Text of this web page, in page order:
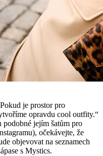
je prostor pro
opravdu cool outfity.“
jejím šatům pro
očekávejte, že
objevovat na seznamech
s Mystics.